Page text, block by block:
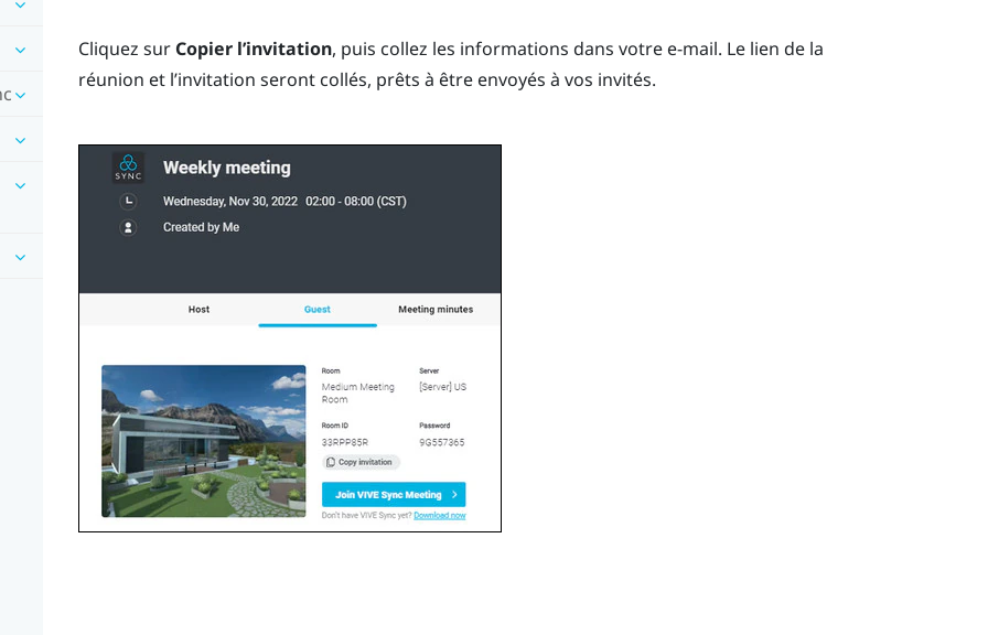
Cliquez sur Copier l’invitation, puis collez les informations dans votre e-mail. Le lien de la
réunion et l’invitation seront collés, prêts à être envoyés à vos invités.